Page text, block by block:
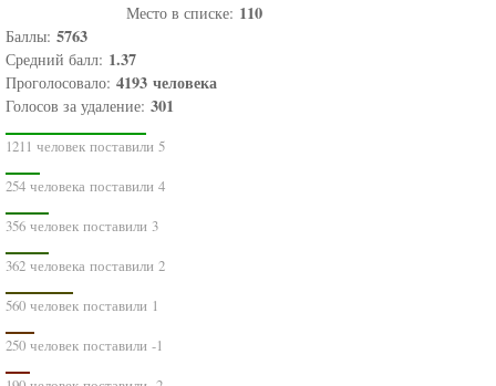
Место в списке: 110
Баллы: 5763
Средний балл: 1.37
Проголосовало: 4193 человека
Голосов за удаление: 301
1211 человек поставили 5
254 человека поставили 4
356 человек поставили 3
362 человека поставили 2
560 человек поставили 1
250 человек поставили -1